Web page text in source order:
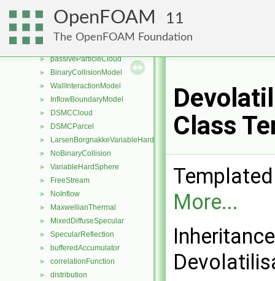
OpenFOAM 11
The OpenFOAM Foundation
► referredWallFace
► particle
►
► passiveParticleCloud
► BinaryCollisionModel
► WallInteractionModel
► InflowBoundaryModel
► DSMCCloud
► DSMCParcel
► LarsenBorgnakkeVariableHardSphere
► NoBinaryCollision
► VariableHardSphere
► FreeStream
► NoInflow
► MaxwellianThermal
► MixedDiffuseSpecular
► SpecularReflection
► bufferedAccumulator
► correlationFunction
► distribution
Class
More...